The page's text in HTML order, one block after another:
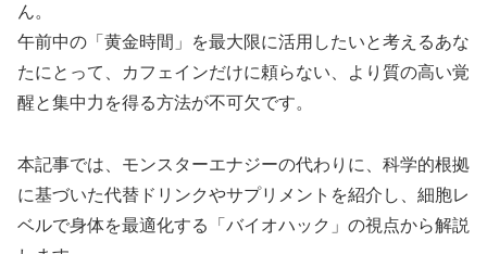
ん。
午前中の「黄金時間」を最大限に活用したいと考えるあな
たにとって、カフェインだけに頼らない、より質の高い覚
醒と集中力を得る方法が不可欠です。
本記事では、モンスターエナジーの代わりに、科学的根拠
に基づいた代替ドリンクやサプリメントを紹介し、細胞レ
ベルで身体を最適化する「バイオハック」の視点から解説